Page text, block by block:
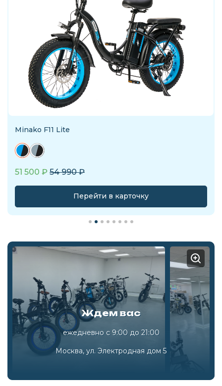
Minako F11 Lite
51 500 ₽ 54 990₽
Перейти в карточку
Ждем вас
ежедневно с 9:00 до 21:00
Москва, ул. Электродная дом 5